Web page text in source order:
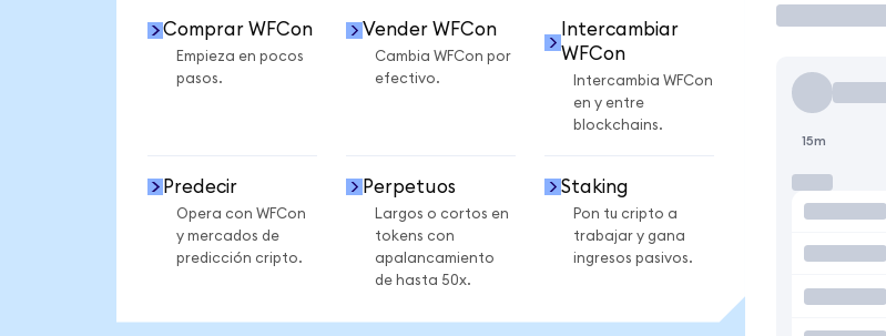
Comprar WFCon
Empieza en pocos
pasos.
Vender WFCon
Cambia WFCon por
efectivo.
Intercambiar
WFCon
Intercambia WFCon
en y entre
blockchains.
Predecir
Opera con WFCon
y mercados de
predicción cripto.
Perpetuos
Largos o cortos en
tokens con
apalancamiento
de hasta 50x.
Staking
Pon tu cripto a
trabajar y gana
ingresos pasivos.
15m